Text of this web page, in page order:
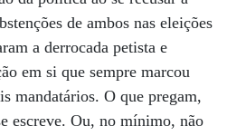
de ambos nas eleições
a derrocada petista e
em si que sempre marcou
mandatários. O que pregam,
escreve. Ou, no mínimo, não